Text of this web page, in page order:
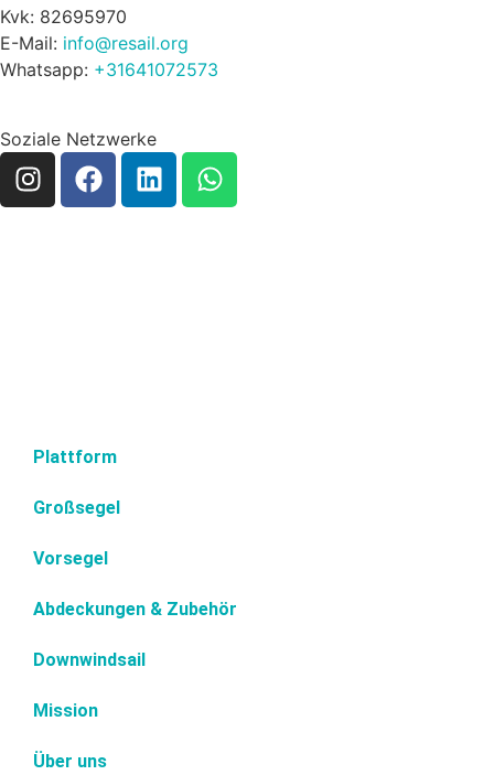
Kvk: 82695970
E-Mail: info@resail.org
Whatsapp: +31641072573
Soziale Netzwerke
Plattform
Großsegel
Vorsegel
Abdeckungen & Zubehör
Downwindsail
Mission
Über uns